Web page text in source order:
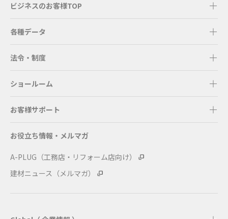
ビジネスのお客様TOP
各種データ
法令・制度
ショールーム
お客様サポート
お役立ち情報・メルマガ
A-PLUG（工務店・リフォーム店向け）
建材ニュース（メルマガ）